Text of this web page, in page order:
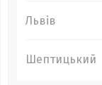
Львів
Шептицький